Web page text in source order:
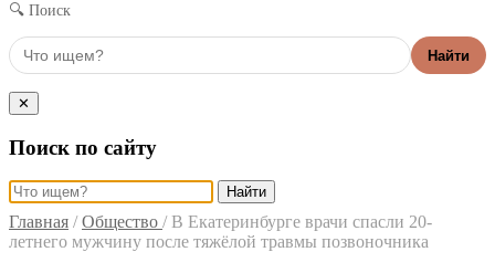
🔍 Поиск
Найти
✕
Поиск по сайту
Найти
Главная / Общество / В Екатеринбурге врачи спасли 20-
летнего мужчину после тяжёлой травмы позвоночника